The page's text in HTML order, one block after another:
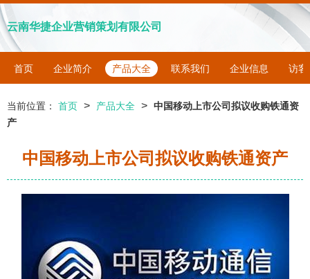
云南华捷企业营销策划有限公司
首页 企业简介 产品大全 联系我们 企业信息 访客
当前位置： 首页 > 产品大全 > 中国移动上市公司拟议收购铁通资
产
中国移动上市公司拟议收购铁通资产